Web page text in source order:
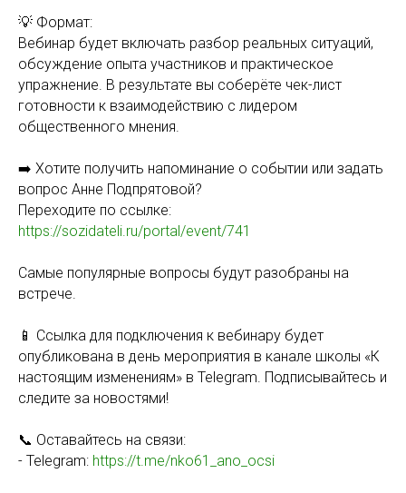
💡 Формат:
Вебинар будет включать разбор реальных ситуаций,
обсуждение опыта участников и практическое
упражнение. В результате вы соберёте чек-лист
готовности к взаимодействию с лидером
общественного мнения.
➡️ Хотите получить напоминание о событии или задать
вопрос Анне Подпрятовой?
Переходите по ссылке:
https://sozidateli.ru/portal/event/741
Самые популярные вопросы будут разобраны на
встрече.
📱 Ссылка для подключения к вебинару будет
опубликована в день мероприятия в канале школы «К
настоящим изменениям» в Telegram. Подписывайтесь и
следите за новостями!
📞 Оставайтесь на связи:
- Telegram: https://t.me/nko61_ano_ocsi